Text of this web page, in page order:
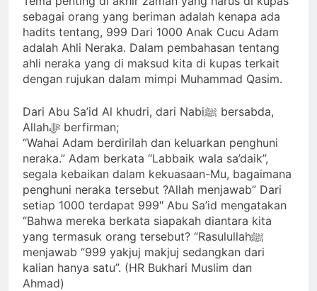
jiwa yang Suci yang Diijinkan
Masuk
Dipaksa Terang & Sebuah
Barisan yang Diakui, Solid &
Loyal
Identitas Muhammas Qasim
Sebab Calon Imam Mahdi
Masalah Tertutup dari
Mayoritas Manusia,
Kemuliaannya Jauh dari Apa
yang Tampak
3 Hari Ago
Ketika Istikharah Dijawab
Lewat Wajah (kang Diki) :
Isyarat Petunjuk Melalui
Cahaya dari Timur: Isyarat
Kebangkitan Islam Dimulai
4 Hari Ago
Isyarat Kebangkitan :
Indonesia & Malaysia akan
Menjadi Sebab Rahmat Allah
ﷻ Turun
4 Hari Ago
sebagai orang yang beriman adalah kenapa ada
hadits tentang, 999 Dari 1000 Anak Cucu Adam
adalah Ahli Neraka. Dalam pembahasan tentang
ahli neraka yang di maksud kita di kupas terkait
dengan rujukan dalam mimpi Muhammad Qasim.
Dari Abu Sa’id Al khudri, dari Nabiﷺ bersabda,
Allahﷻ berfirman;
“Wahai Adam berdirilah dan keluarkan penghuni
neraka.” Adam berkata “Labbaik wala sa’daik”,
segala kebaikan dalam kekuasaan-Mu, bagaimana
penghuni neraka tersebut ?Allah menjawab” Dari
setiap 1000 terdapat 999″ Abu Sa’id mengatakan
“Bahwa mereka berkata siapakah diantara kita
yang termasuk orang tersebut? “Rasulullahﷺ
menjawab “999 yakjuj makjuj sedangkan dari
kalian hanya satu”. (HR Bukhari Muslim dan
Ahmad)